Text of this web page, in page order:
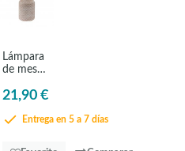
Lámpara
de mesa
beige
Eglo
21,90 €
Entrega en 5 a 7 días